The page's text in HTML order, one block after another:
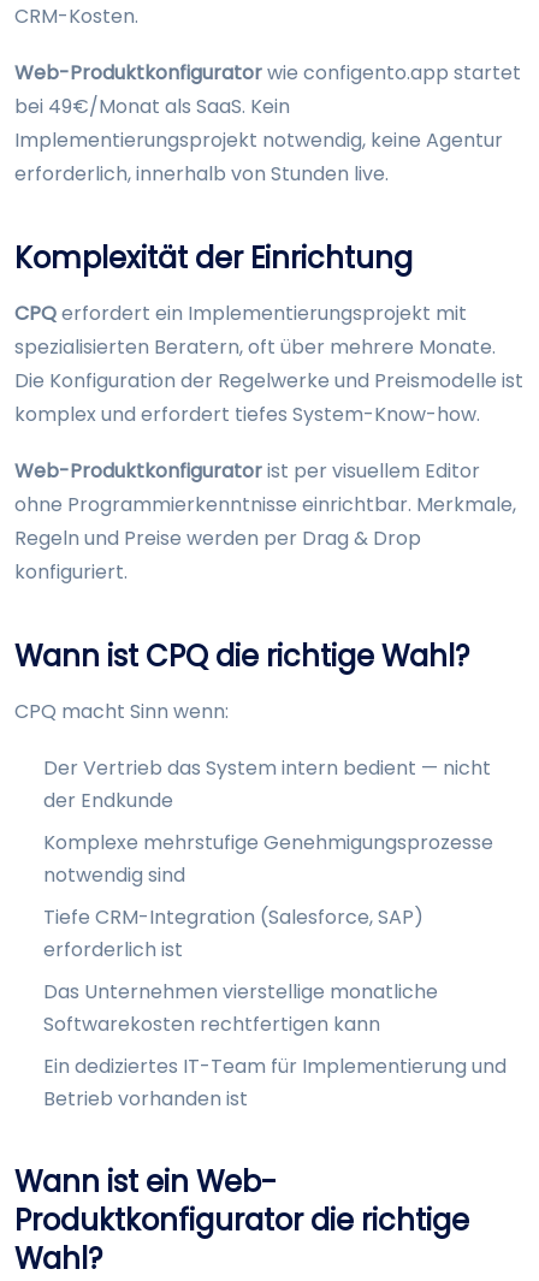
CRM-Kosten.
Web-Produktkonfiguratorwie configento.app startet
bei 49€/Monat als SaaS. Kein
Implementierungsprojekt notwendig, keine Agentur
erforderlich, innerhalb von Stunden live.
Komplexität der Einrichtung
CPQerfordert ein Implementierungsprojekt mit
spezialisierten Beratern, oft über mehrere Monate.
Die Konfiguration der Regelwerke und Preismodelle ist
komplex und erfordert tiefes System-Know-how.
Web-Produktkonfiguratorist per visuellem Editor
ohne Programmierkenntnisse einrichtbar. Merkmale,
Regeln und Preise werden per Drag & Drop
konfiguriert.
Wann ist CPQ die richtige Wahl?
CPQ macht Sinn wenn:
Der Vertrieb das System intern bedient — nicht
der Endkunde
Komplexe mehrstufige Genehmigungsprozesse
notwendig sind
Tiefe CRM-Integration (Salesforce, SAP)
erforderlich ist
Das Unternehmen vierstellige monatliche
Softwarekosten rechtfertigen kann
Ein dediziertes IT-Team für Implementierung und
Betrieb vorhanden ist
Wann ist ein Web-
Produktkonfigurator die richtige
Wahl?